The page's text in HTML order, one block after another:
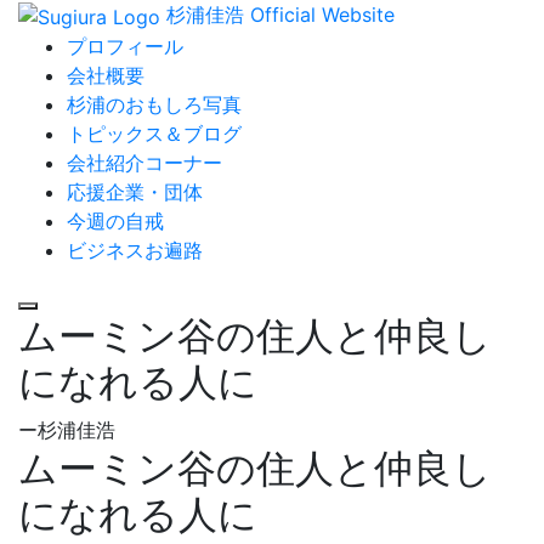
杉浦佳浩 Official Website
プロフィール
会社概要
杉浦のおもしろ写真
トピックス＆ブログ
会社紹介コーナー
応援企業・団体
今週の自戒
ビジネスお遍路
ムーミン谷の住人と仲良し
になれる人に
ー杉浦佳浩
ムーミン谷の住人と仲良し
になれる人に